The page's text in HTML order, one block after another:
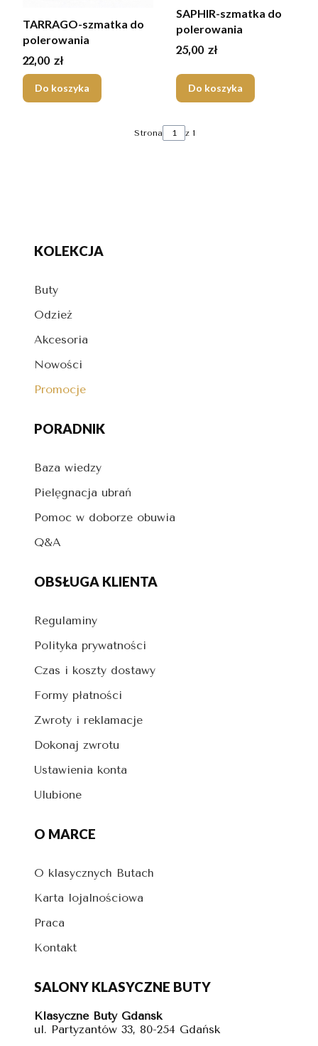
TARRAGO-szmatka do
polerowania
Cena
22,00 zł
Do koszyka
SAPHIR-szmatka do
polerowania
Cena
25,00 zł
Do koszyka
Strona z 1
KOLEKCJA
Buty
Odzież
Akcesoria
Nowości
Promocje
PORADNIK
Baza wiedzy
Pielęgnacja ubrań
Pomoc w doborze obuwia
Q&A
OBSŁUGA KLIENTA
Regulaminy
Polityka prywatności
Czas i koszty dostawy
Formy płatności
Zwroty i reklamacje
Dokonaj zwrotu
Ustawienia konta
Ulubione
O MARCE
O klasycznych Butach
Karta lojalnościowa
Praca
Kontakt
SALONY KLASYCZNE BUTY
Klasyczne Buty Gdańsk
ul. Partyzantów 33, 80-254 Gdańsk